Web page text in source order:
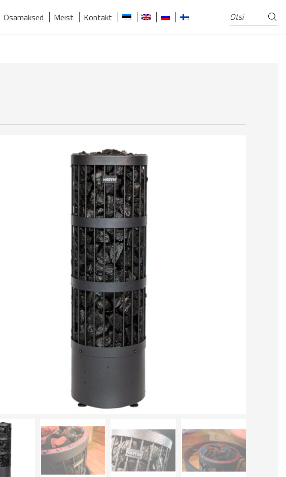
Osamaksed Meist Kontakt Otsi: